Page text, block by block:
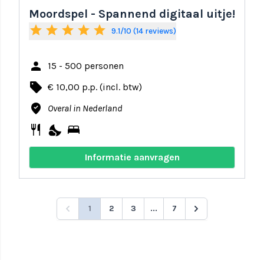
Moordspel - Spannend digitaal uitje!
star star star star star 9.1/10 (14 reviews)
person 15 - 500 personen
local_offer € 10,00 p.p. (incl. btw)
where_to_vote Overal in Nederland
restaurant nights_stay bed
Informatie aanvragen
1 2 3 ... 7